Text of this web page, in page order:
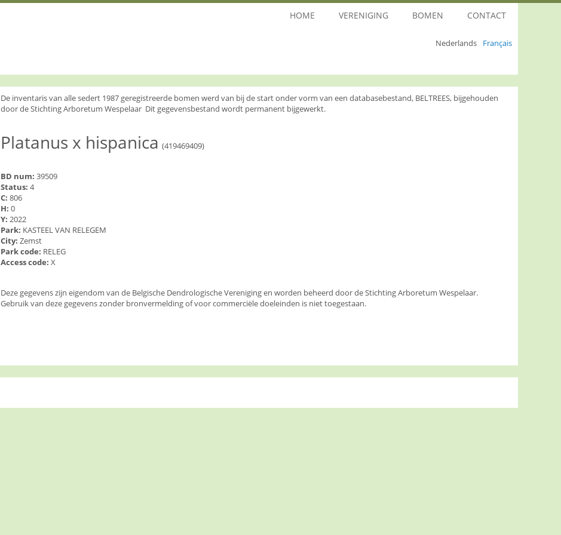
Nederlands Français
HOME VERENIGING BOMEN CONTACT
De inventaris van alle sedert 1987 geregistreerde bomen werd van bij de start onder vorm van een databasebestand, BELTREES, bijgehouden
door de Stichting Arboretum Wespelaar Dit gegevensbestand wordt permanent bijgewerkt.
Platanus x hispanica (419469409)
BD num: 39509
Status: 4
C: 806
H: 0
Y: 2022
Park: KASTEEL VAN RELEGEM
City: Zemst
Park code: RELEG
Access code: X
Deze gegevens zijn eigendom van de Belgische Dendrologische Vereniging en worden beheerd door de Stichting Arboretum Wespelaar.
Gebruik van deze gegevens zonder bronvermelding of voor commerciële doeleinden is niet toegestaan.